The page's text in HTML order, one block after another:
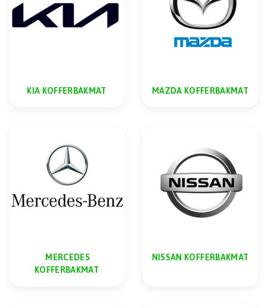
KIA KOFFERBAKMAT MAZDA KOFFERBAKMAT
MERCEDES
KOFFERBAKMAT
NISSAN KOFFERBAKMAT